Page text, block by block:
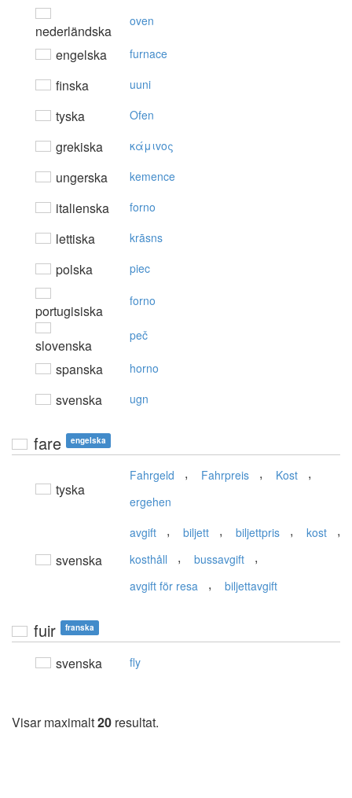
nederländska
oven
engelska furnace
finska uuni
tyska Ofen
grekiska κάμιvoς
ungerska kemence
italienska forno
lettiska krāsns
polska piec
portugisiska
forno
slovenska
peč
spanska horno
svenska ugn
fare engelska
tyska
Fahrgeld , Fahrpreis , Kost ,
ergehen
svenska
avgift , biljett , biljettpris , kost ,
kosthåll , bussavgift ,
avgift för resa , biljettavgift
fuir franska
svenska fly
Visar maximalt20 resultat.